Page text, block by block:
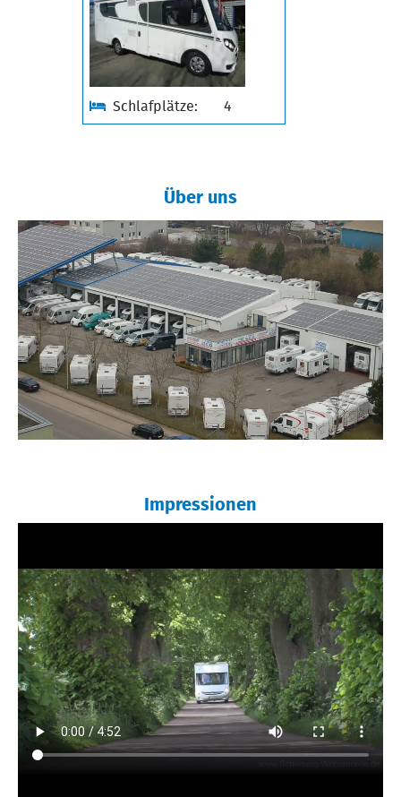
Schlafplätze: 4
Über uns
Impressionen